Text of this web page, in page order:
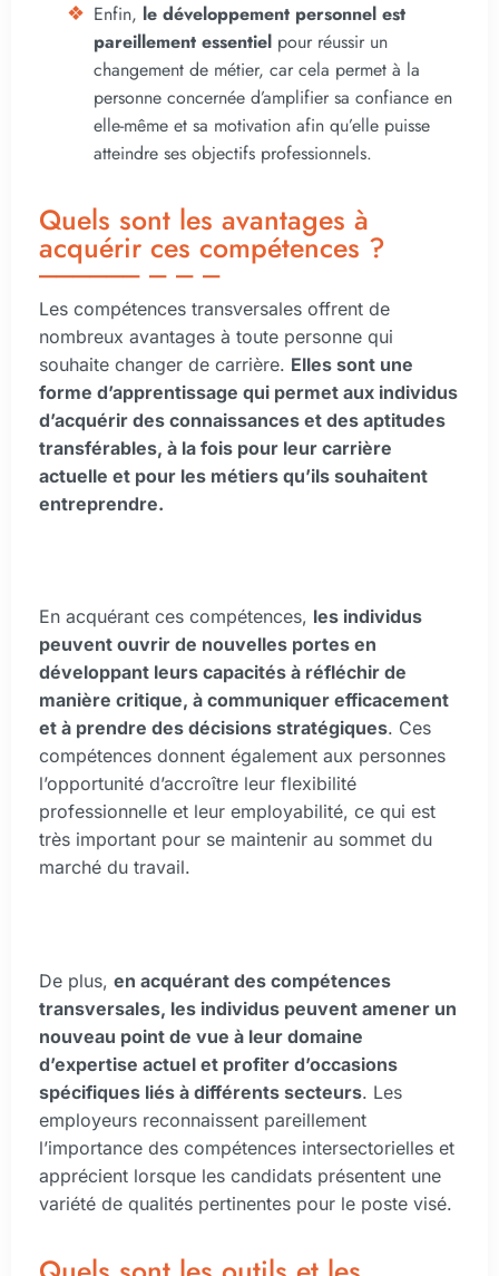
Enfin, le développement personnel est
pareillement essentiel pour réussir un
changement de métier, car cela permet à la
personne concernée d’amplifier sa confiance en
elle-même et sa motivation afin qu’elle puisse
atteindre ses objectifs professionnels.
Quels sont les avantages à
acquérir ces compétences ?
Les compétences transversales offrent de
nombreux avantages à toute personne qui
souhaite changer de carrière. Elles sont une
forme d’apprentissage qui permet aux individus
d’acquérir des connaissances et des aptitudes
transférables, à la fois pour leur carrière
actuelle et pour les métiers qu’ils souhaitent
entreprendre.
En acquérant ces compétences, les individus
peuvent ouvrir de nouvelles portes en
développant leurs capacités à réfléchir de
manière critique, à communiquer efficacement
et à prendre des décisions stratégiques. Ces
compétences donnent également aux personnes
l’opportunité d’accroître leur flexibilité
professionnelle et leur employabilité, ce qui est
très important pour se maintenir au sommet du
marché du travail.
De plus, en acquérant des compétences
transversales, les individus peuvent amener un
nouveau point de vue à leur domaine
d’expertise actuel et profiter d’occasions
spécifiques liés à différents secteurs. Les
employeurs reconnaissent pareillement
l’importance des compétences intersectorielles et
apprécient lorsque les candidats présentent une
variété de qualités pertinentes pour le poste visé.